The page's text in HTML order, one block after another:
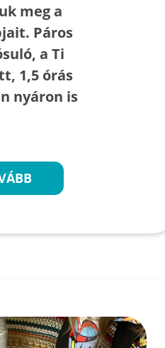
meg a
Páros
a Ti
1,5 órás
nyáron is